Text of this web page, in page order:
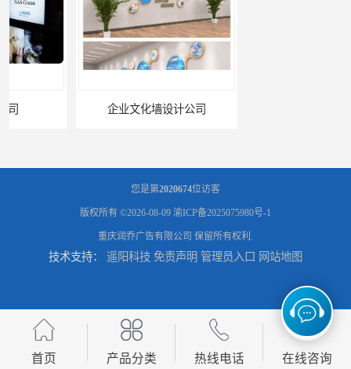
企业文化墙设计公司
展架海报设计 灯箱设计公司
您是第2020674位访客
版权所有 ©2026-08-09 渝ICP备2025075980号-1
重庆润乔广告有限公司 保留所有权利.
技术支持： 遥阳科技 免责声明 管理员入口 网站地图
首页 产品分类 热线电话 在线咨询